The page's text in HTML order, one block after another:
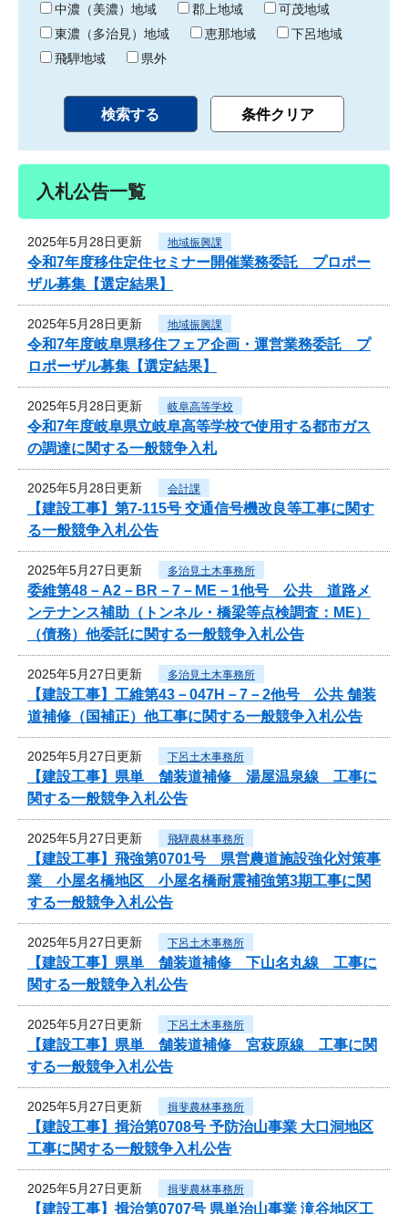
中濃（美濃）地域
郡上地域
可茂地域
東濃（多治見）地域
恵那地域
下呂地域
飛騨地域
県外
入札公告一覧
2025年5月28日更新 地域振興課
令和7年度移住定住セミナー開催業務委託 プロポー
ザル募集【選定結果】
2025年5月28日更新 地域振興課
令和7年度岐阜県移住フェア企画・運営業務委託 プ
ロポーザル募集【選定結果】
2025年5月28日更新 岐阜高等学校
令和7年度岐阜県立岐阜高等学校で使用する都市ガス
の調達に関する一般競争入札
2025年5月28日更新 会計課
【建設工事】第7-115号 交通信号機改良等工事に関す
る一般競争入札公告
2025年5月27日更新 多治見土木事務所
委維第48－A2－BR－7－ME－1他号 公共 道路メ
ンテナンス補助（トンネル・橋梁等点検調査：ME）
（債務）他委託に関する一般競争入札公告
2025年5月27日更新 多治見土木事務所
【建設工事】工維第43－047H－7－2他号 公共 舗装
道補修（国補正）他工事に関する一般競争入札公告
2025年5月27日更新 下呂土木事務所
【建設工事】県単 舗装道補修 湯屋温泉線 工事に
関する一般競争入札公告
2025年5月27日更新 飛騨農林事務所
【建設工事】飛強第0701号 県営農道施設強化対策事
業 小屋名橋地区 小屋名橋耐震補強第3期工事に関
する一般競争入札公告
2025年5月27日更新 下呂土木事務所
【建設工事】県単 舗装道補修 下山名丸線 工事に
関する一般競争入札公告
2025年5月27日更新 下呂土木事務所
【建設工事】県単 舗装道補修 宮萩原線 工事に関
する一般競争入札公告
2025年5月27日更新 揖斐農林事務所
【建設工事】揖治第0708号 予防治山事業 大口洞地区
工事に関する一般競争入札公告
2025年5月27日更新 揖斐農林事務所
【建設工事】揖治第0707号 県単治山事業 滝谷地区工